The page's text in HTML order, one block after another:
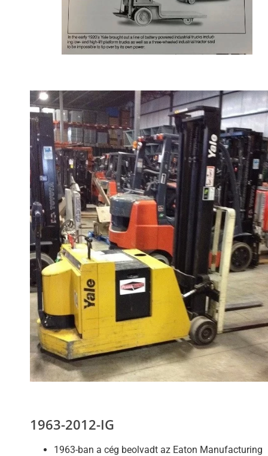
1963-2012-IG
1963-ban a cég beolvadt az Eaton Manufacturing